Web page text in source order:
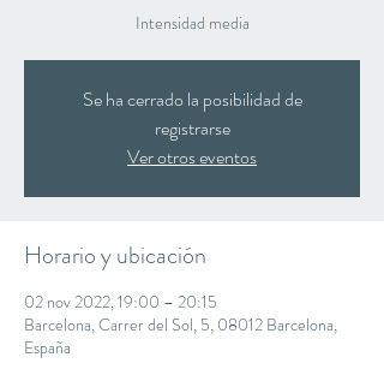
Intensidad media
Se ha cerrado la posibilidad de
registrarse
Ver otros eventos
Horario y ubicación
02 nov 2022, 19:00 – 20:15
Barcelona, Carrer del Sol, 5, 08012 Barcelona,
España